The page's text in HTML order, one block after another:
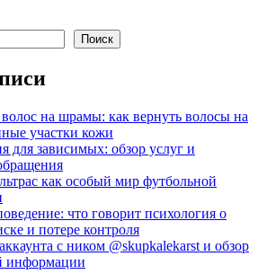
Поиск
на шрамы: как вернуть волосы на
участки кожи
для зависимых: обзор услуг и
как особый мир футбольной
что говорит психология о
и потере контроля
с ником @skupkalekarst и обзор
информации